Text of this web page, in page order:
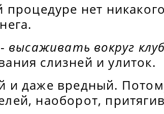
процедуре нет
высаживать вокруг
слизней и улиток.
и даже вредный.
наоборот,